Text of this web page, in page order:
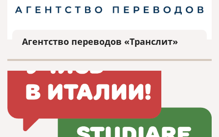
Агентство переводов «Транслит»